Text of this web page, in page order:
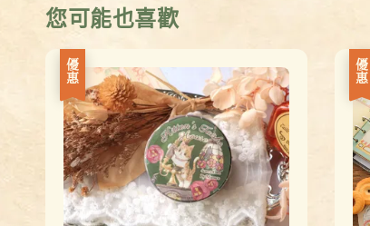
您可能也喜歡
優惠 優惠